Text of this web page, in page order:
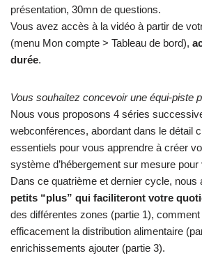
présentation, 30mn de questions.
Vous avez accès à la vidéo à partir de
(menu Mon compte > Tableau de bord),
durée.
Vous souhaitez concevoir une équi-piste
Nous vous proposons 4 séries
webconférences, abordant dans le détail
essentiels pour vous apprendre à créer
système d’hébergement sur mesure
Dans ce quatrième et dernier cycle, nous
petits “plus” qui faciliteront votre
des différentes zones (partie 1),
efficacement la distribution alimentaire
enrichissements ajouter (partie 3).